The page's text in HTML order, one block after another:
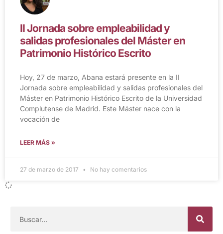
II Jornada sobre empleabilidad y
salidas profesionales del Máster en
Patrimonio Histórico Escrito
Hoy, 27 de marzo, Abana estará presente en la II
Jornada sobre empleabilidad y salidas profesionales del
Máster en Patrimonio Histórico Escrito de la Universidad
Complutense de Madrid. Este Máster nace con la
vocación de
LEER MÁS »
27 de marzo de 2017 No hay comentarios